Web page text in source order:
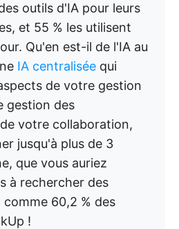
outils d'IA pour leurs
et 55 % les utilisent
Qu'en est-il de l'IA au
IA centralisée qui
de votre gestion
gestion des
votre collaboration,
jusqu'à plus de 3
que vous auriez
à rechercher des
60,2 % des
!